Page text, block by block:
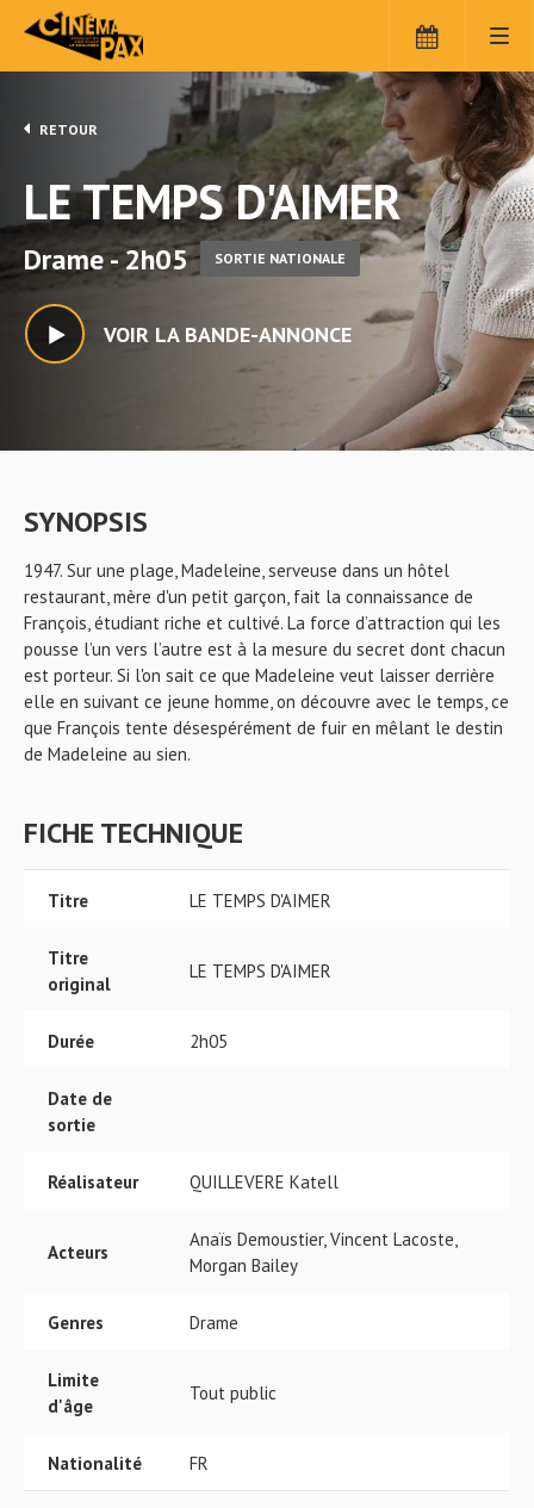
RETOUR
LE TEMPS D'AIMER
Drame - 2h05 SORTIE NATIONALE
VOIR LA BANDE-ANNONCE
SYNOPSIS
1947. Sur une plage, Madeleine, serveuse dans un hôtel
restaurant, mère d'un petit garçon, fait la connaissance de
François, étudiant riche et cultivé. La force d’attraction qui les
pousse l’un vers l’autre est à la mesure du secret dont chacun
est porteur. Si l'on sait ce que Madeleine veut laisser derrière
elle en suivant ce jeune homme, on découvre avec le temps, ce
que François tente désespérément de fuir en mêlant le destin
de Madeleine au sien.
FICHE TECHNIQUE
Titre LE TEMPS D'AIMER
Titre
original
LE TEMPS D'AIMER
Durée 2h05
Date de
sortie
Réalisateur QUILLEVERE Katell
Acteurs
Anaïs Demoustier, Vincent Lacoste,
Morgan Bailey
Genres Drame
Limite
d'âge
Tout public
Nationalité FR